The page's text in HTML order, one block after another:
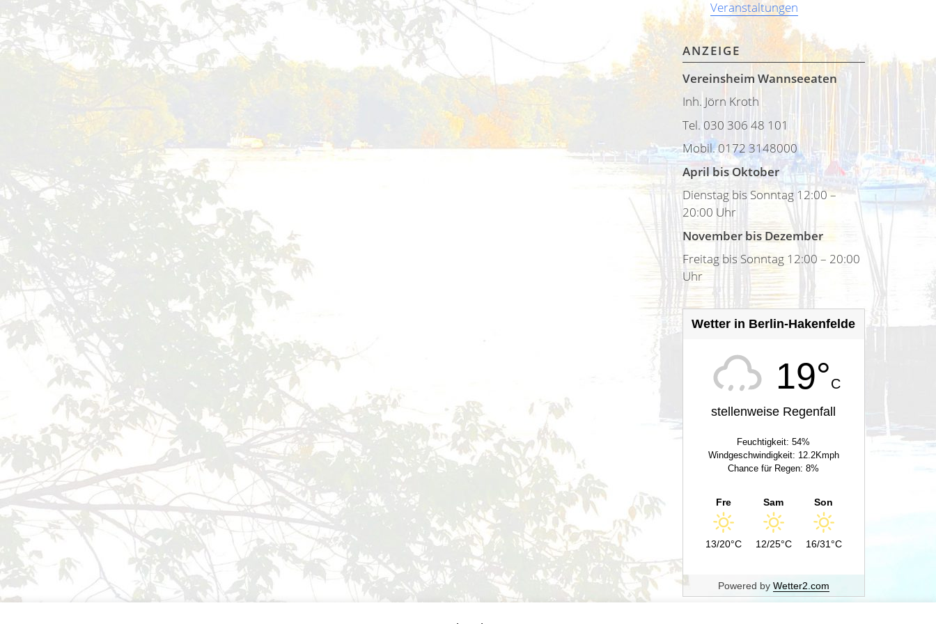
Veranstaltungen
ANZEIGE
Vereinsheim Wannseeaten
Inh. Jörn Kroth
Tel. 030 306 48 101
Mobil. 0172 3148000
April bis Oktober
Dienstag bis Sonntag 12:00 –
20:00 Uhr
November bis Dezember
Freitag bis Sonntag 12:00 – 20:00
Uhr
Wetter in Berlin-Hakenfelde
19°C
stellenweise Regenfall
Feuchtigkeit: 54%
Windgeschwindigkeit: 12.2Kmph
Chance für Regen: 8%
Fre
13/20°C
Sam
12/25°C
Son
16/31°C
Powered by Wetter2.com